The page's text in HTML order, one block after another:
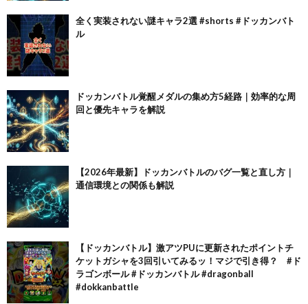
全く実装されない謎キャラ2選 #shorts #ドッカンバト
ル
ドッカンバトル覚醒メダルの集め方5経路｜効率的な周
回と優先キャラを解説
【2026年最新】ドッカンバトルのバグ一覧と直し方｜
通信環境との関係も解説
【ドッカンバトル】激アツPUに更新されたポイントチ
ケットガシャを3回引いてみるッ！マジで引き得？ #ド
ラゴンボール #ドッカンバトル #dragonball
#dokkanbattle